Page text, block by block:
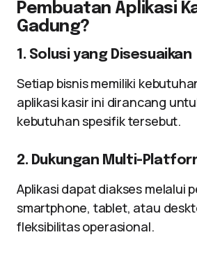
Pembuatan Aplikasi
Gadung?
1. Solusi yang Disesuaikan
Setiap bisnis memiliki
aplikasi kasir ini dirancang
kebutuhan spesifik tersebut.
2. Dukungan Multi-
Aplikasi dapat diakses melalui
smartphone, tablet, atau
fleksibilitas operasional.